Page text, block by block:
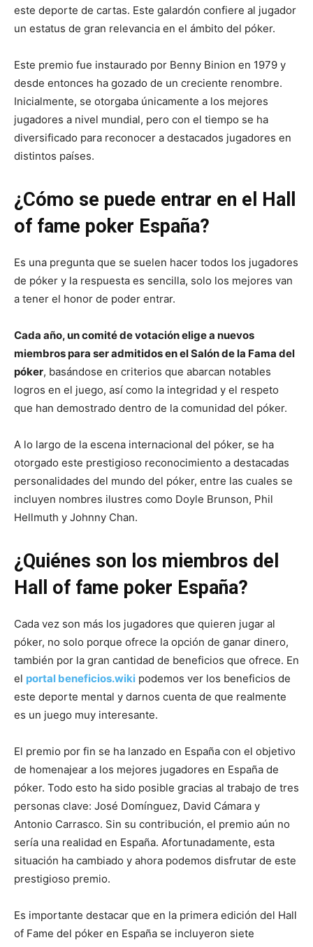
este deporte de cartas. Este galardón confiere al jugador
un estatus de gran relevancia en el ámbito del póker.
Este premio fue instaurado por Benny Binion en 1979 y
desde entonces ha gozado de un creciente renombre.
Inicialmente, se otorgaba únicamente a los mejores
jugadores a nivel mundial, pero con el tiempo se ha
diversificado para reconocer a destacados jugadores en
distintos países.
¿Cómo se puede entrar en el Hall
of fame poker España?
Es una pregunta que se suelen hacer todos los jugadores
de póker y la respuesta es sencilla, solo los mejores van
a tener el honor de poder entrar.
Cada año, un comité de votación elige a nuevos
miembros para ser admitidos en el Salón de la Fama del
póker, basándose en criterios que abarcan notables
logros en el juego, así como la integridad y el respeto
que han demostrado dentro de la comunidad del póker.
A lo largo de la escena internacional del póker, se ha
otorgado este prestigioso reconocimiento a destacadas
personalidades del mundo del póker, entre las cuales se
incluyen nombres ilustres como Doyle Brunson, Phil
Hellmuth y Johnny Chan.
¿Quiénes son los miembros del
Hall of fame poker España?
Cada vez son más los jugadores que quieren jugar al
póker, no solo porque ofrece la opción de ganar dinero,
también por la gran cantidad de beneficios que ofrece. En
el portal beneficios.wiki podemos ver los beneficios de
este deporte mental y darnos cuenta de que realmente
es un juego muy interesante.
El premio por fin se ha lanzado en España con el objetivo
de homenajear a los mejores jugadores en España de
póker. Todo esto ha sido posible gracias al trabajo de tres
personas clave: José Domínguez, David Cámara y
Antonio Carrasco. Sin su contribución, el premio aún no
sería una realidad en España. Afortunadamente, esta
situación ha cambiado y ahora podemos disfrutar de este
prestigioso premio.
Es importante destacar que en la primera edición del Hall
of Fame del póker en España se incluyeron siete